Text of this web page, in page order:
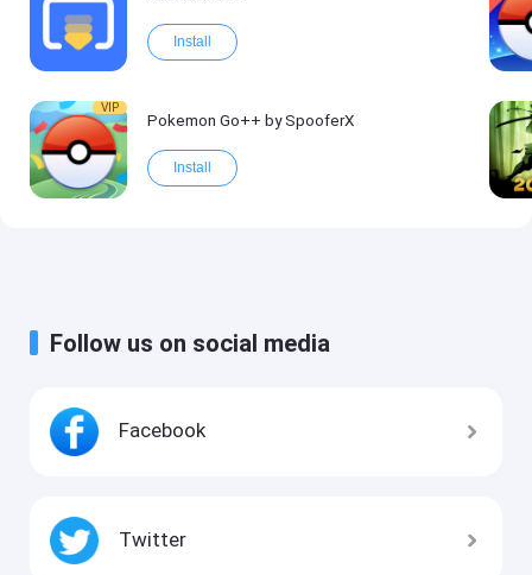
Install
VIP
Pokemon Go++ by SpooferX
Install
Follow us on social media
Facebook
Twitter